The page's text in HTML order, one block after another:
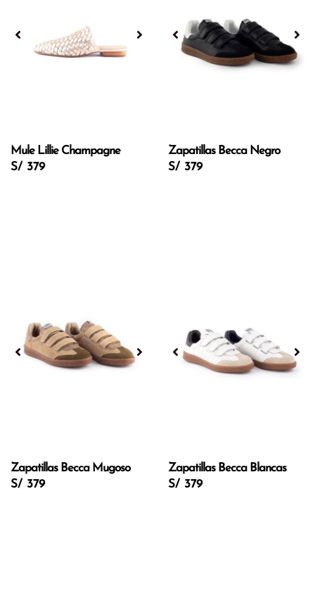
Mule Lillie Champagne
S/ 379
Zapatillas Becca Negro
S/ 379
Zapatillas Becca Mugoso
S/ 379
Zapatillas Becca Blancas
S/ 379